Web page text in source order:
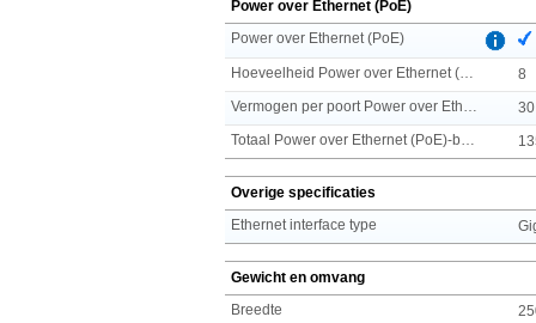
Power over Ethernet (PoE)
Power over Ethernet (PoE)
8
Overige specificaties
Ethernet interface type
Gewicht en omvang
Breedte